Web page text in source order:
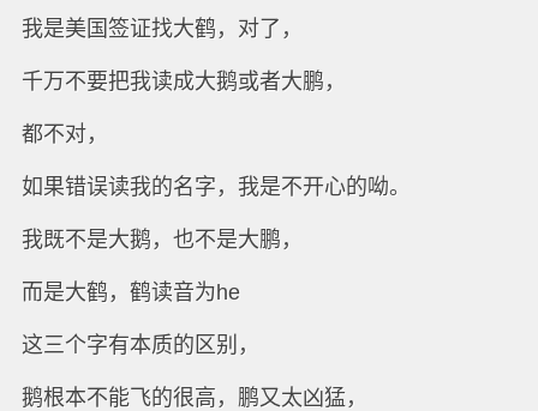
我是美国签证找大鹤，对了，
千万不要把我读成大鹅或者大鹏，
都不对，
如果错误读我的名字，我是不开心的呦。
我既不是大鹅，也不是大鹏，
而是大鹤，鹤读音为he
这三个字有本质的区别，
鹅根本不能飞的很高，鹏又太凶猛，